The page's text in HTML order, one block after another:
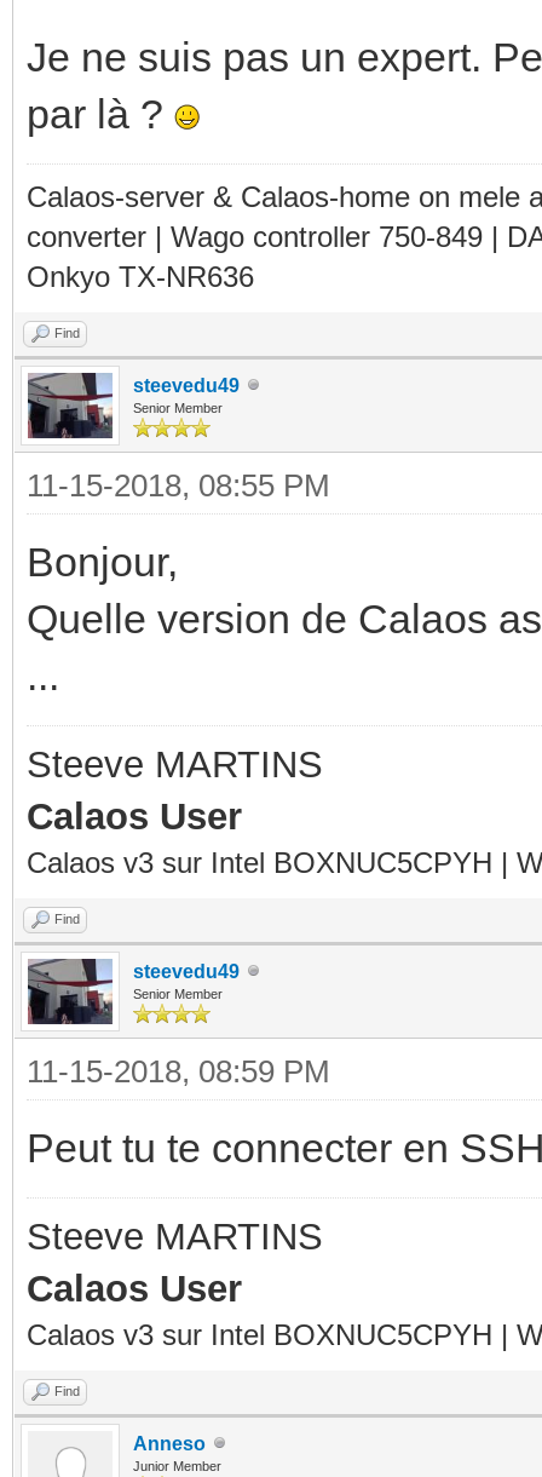
Je ne suis pas un expert.
par là ?
Calaos-server & Calaos-home on mele
converter | Wago controller 750-849 |
Onkyo TX-NR636
Find
steevedu49
Senior Member
11-15-2018, 08:55 PM
Bonjour,
Quelle version de Calaos
...
Steeve MARTINS
Calaos User
Calaos v3 sur Intel BOXNUC5CPYH |
Find
steevedu49
Senior Member
11-15-2018, 08:59 PM
Peut tu te connecter en
Steeve MARTINS
Calaos User
Calaos v3 sur Intel BOXNUC5CPYH |
Find
Anneso
Junior Member